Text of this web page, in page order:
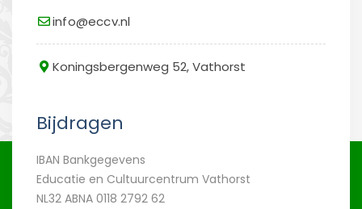
info@eccv.nl
Koningsbergenweg 52, Vathorst
Bijdragen
IBAN Bankgegevens
Educatie en Cultuurcentrum Vathorst
NL32 ABNA 0118 2792 62